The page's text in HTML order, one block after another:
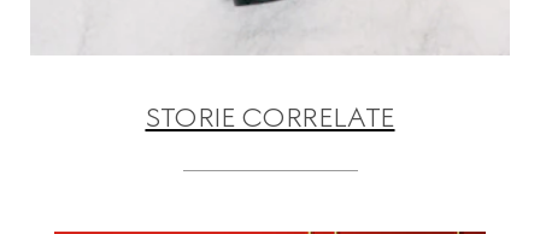
STORIE CORRELATE